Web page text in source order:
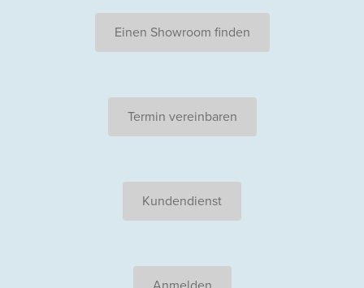
Einen Showroom finden
Termin vereinbaren
Kundendienst